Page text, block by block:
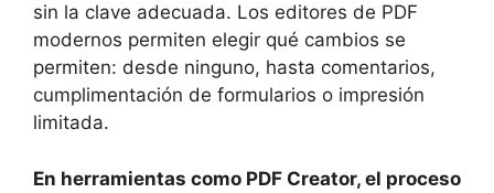
sin la clave adecuada. Los editores de PDF
modernos permiten elegir qué cambios se
permiten: desde ninguno, hasta comentarios,
cumplimentación de formularios o impresión
limitada.
En herramientas como PDF Creator, el proceso